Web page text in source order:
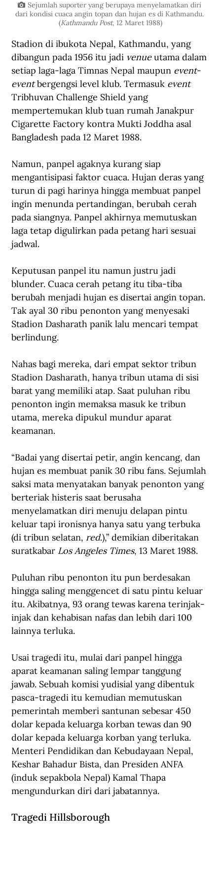
Sejumlah suporter yang berupaya menyelamatkan diri
dari kondisi cuaca angin topan dan hujan es di Kathmandu.
(Kathmandu Post, 12 Maret 1988)
Stadion di ibukota Nepal, Kathmandu, yang
dibangun pada 1956 itu jadi venue utama dalam
setiap laga-laga Timnas Nepal maupun event-
event bergengsi level klub. Termasuk event
Tribhuvan Challenge Shield yang
mempertemukan klub tuan rumah Janakpur
Cigarette Factory kontra Mukti Joddha asal
Bangladesh pada 12 Maret 1988.
Namun, panpel agaknya kurang siap
mengantisipasi faktor cuaca. Hujan deras yang
turun di pagi harinya hingga membuat panpel
ingin menunda pertandingan, berubah cerah
pada siangnya. Panpel akhirnya memutuskan
laga tetap digulirkan pada petang hari sesuai
jadwal.
Keputusan panpel itu namun justru jadi
blunder. Cuaca cerah petang itu tiba-tiba
berubah menjadi hujan es disertai angin topan.
Tak ayal 30 ribu penonton yang menyesaki
Stadion Dasharath panik lalu mencari tempat
berlindung.
Nahas bagi mereka, dari empat sektor tribun
Stadion Dasharath, hanya tribun utama di sisi
barat yang memiliki atap. Saat puluhan ribu
penonton ingin memaksa masuk ke tribun
utama, mereka dipukul mundur aparat
keamanan.
“Badai yang disertai petir, angin kencang, dan
hujan es membuat panik 30 ribu fans. Sejumlah
saksi mata menyatakan banyak penonton yang
berteriak histeris saat berusaha
menyelamatkan diri menuju delapan pintu
keluar tapi ironisnya hanya satu yang terbuka
(di tribun selatan, red.),” demikian diberitakan
suratkabar Los Angeles Times, 13 Maret 1988.
Puluhan ribu penonton itu pun berdesakan
hingga saling menggencet di satu pintu keluar
itu. Akibatnya, 93 orang tewas karena terinjak-
injak dan kehabisan nafas dan lebih dari 100
lainnya terluka.
Usai tragedi itu, mulai dari panpel hingga
aparat keamanan saling lempar tanggung
jawab. Sebuah komisi yudisial yang dibentuk
pasca-tragedi itu kemudian memutuskan
pemerintah memberi santunan sebesar 450
dolar kepada keluarga korban tewas dan 90
dolar kepada keluarga korban yang terluka.
Menteri Pendidikan dan Kebudayaan Nepal,
Keshar Bahadur Bista, dan Presiden ANFA
(induk sepakbola Nepal) Kamal Thapa
mengundurkan diri dari jabatannya.
Tragedi Hillsborough